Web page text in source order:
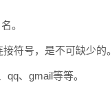
。
符号，是不可缺少的。
、gmail等等。